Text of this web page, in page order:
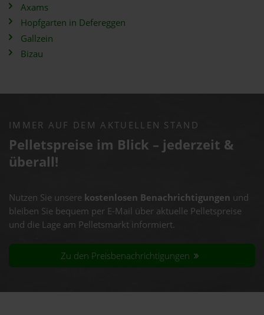
Axams
Hopfgarten in Defereggen
Gallzein
Bizau
IMMER AUF DEM AKTUELLEN STAND
Pelletspreise im Blick – jederzeit &
überall!
Nutzen Sie unsere kostenlosen Benachrichtigungen und
bleiben Sie bequem per E-Mail über aktuelle Pelletspreise
und die Lage am Pelletsmarkt informiert.
Zu den Preisbenachrichtigungen